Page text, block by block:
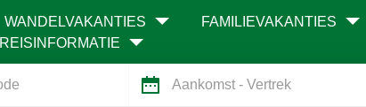
WANDELVAKANTIES FAMILIEVAKANTIES
REISINFORMATIE
Aankomst - Vertrek